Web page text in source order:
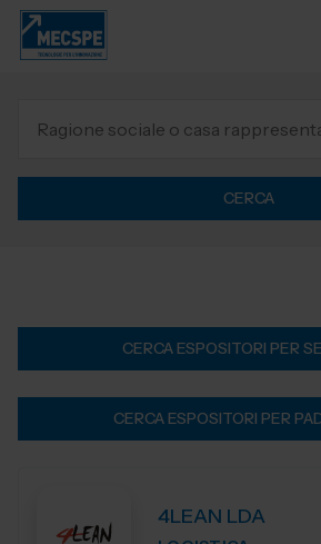
CERCA
CERCA ESPOSITORI PER
CERCA ESPOSITORI PER
4LEAN LDA